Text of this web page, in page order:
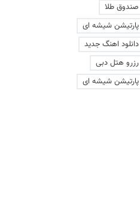
صندوق طلا
پارتیشن شیشه ای
دانلود اهنگ جدید
رزرو هتل دبی
پارتیشن شیشه ای